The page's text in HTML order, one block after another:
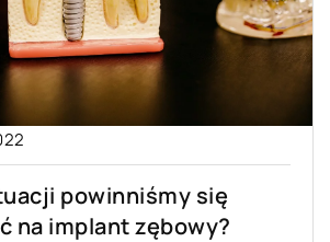
powinniśmy się
na implant zębowy?